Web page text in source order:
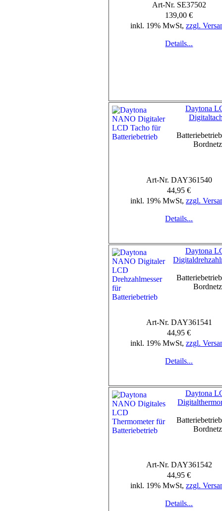
Art-Nr. SE37502
139,00 €
inkl. 19% MwSt, zzgl.
Details...
Daytona
Bordnetz
Art-Nr. DAY361540
44,95 €
inkl. 19% MwSt, zzgl.
Details...
Daytona
Bordnetz
Art-Nr. DAY361541
44,95 €
inkl. 19% MwSt, zzgl.
Details...
Daytona
Bordnetz
Art-Nr. DAY361542
44,95 €
inkl. 19% MwSt, zzgl.
Details...